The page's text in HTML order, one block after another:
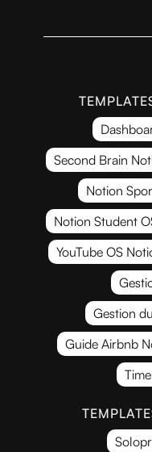
Second Brain
Notion
Notion Student
YouTube OS
Gestion
Guide Airbnb